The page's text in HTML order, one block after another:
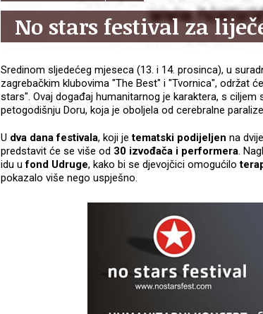
No stars festival za
Sredinom sljedećeg mjeseca (13. i 14. prosinca), u
zagrebačkim klubovima "The Best" i "Tvornica", održat
stars". Ovaj događaj humanitarnog je karaktera, s ciljem
petogodišnju Doru, koja je oboljela od cerebralne
U dva dana festivala, koji jetematski podijeljen na
predstavit će se više od 30 izvođača i performera.
idu ufond Udruge, kako bi se djevojčici omogućilo
pokazalo više nego uspješno.